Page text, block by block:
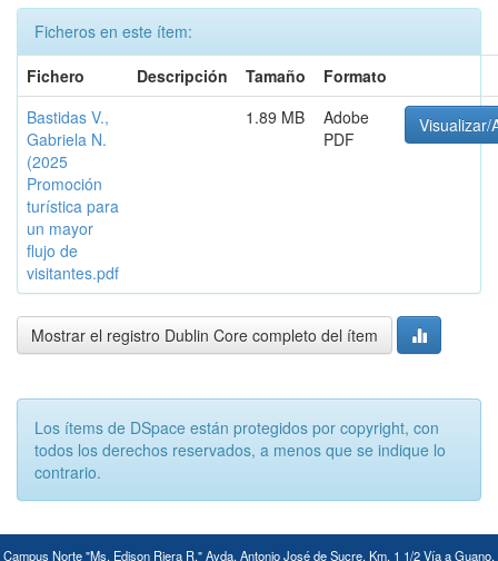
Ficheros en este ítem:
Fichero
Descripción Tamaño
Formato
Bastidas V.,
Gabriela N.
(2025
Promoción
turística para
un mayor
flujo de
visitantes.pdf
1.89 MB
Adobe
PDF
Visualizar/
Mostrar el registro Dublin Core completo del ítem
Los ítems de DSpace están protegidos por copyright, con
todos los derechos reservados, a menos que se indique lo
contrario.
Campus Norte "Ms. Edison Riera R." Avda. Antonio José de Sucre, Km. 1 1/2 Vía a Guano,